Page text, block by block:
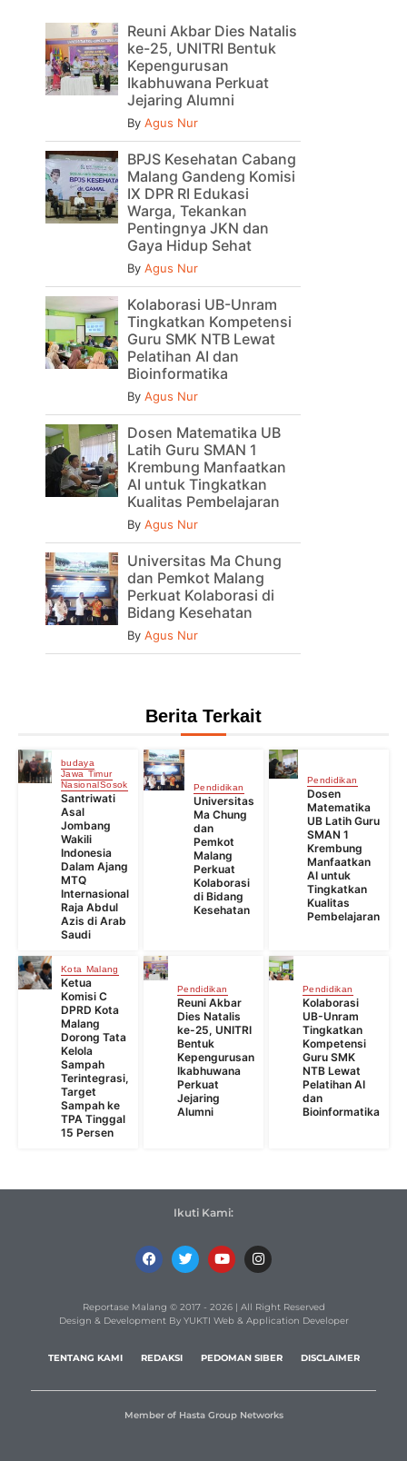
Reuni Akbar Dies Natalis
ke-25, UNITRI Bentuk
Kepengurusan
Ikabhuwana Perkuat
Jejaring Alumni
By Agus Nur
BPJS Kesehatan Cabang
Malang Gandeng Komisi
IX DPR RI Edukasi
Warga, Tekankan
Pentingnya JKN dan
Gaya Hidup Sehat
By Agus Nur
Kolaborasi UB-Unram
Tingkatkan Kompetensi
Guru SMK NTB Lewat
Pelatihan AI dan
Bioinformatika
By Agus Nur
Dosen Matematika UB
Latih Guru SMAN 1
Krembung Manfaatkan
AI untuk Tingkatkan
Kualitas Pembelajaran
By Agus Nur
Universitas Ma Chung
dan Pemkot Malang
Perkuat Kolaborasi di
Bidang Kesehatan
By Agus Nur
Berita Terkait
budaya
Jawa Timur
NasionalSosok
Santriwati
Asal
Jombang
Wakili
Indonesia
Dalam Ajang
MTQ
Internasional
Raja Abdul
Azis di Arab
Saudi
Pendidikan
Universitas
Ma Chung
dan
Pemkot
Malang
Perkuat
Kolaborasi
di Bidang
Kesehatan
Pendidikan
Dosen
Matematika
UB Latih Guru
SMAN 1
Krembung
Manfaatkan
AI untuk
Tingkatkan
Kualitas
Pembelajaran
Kota Malang
Ketua
Komisi C
DPRD Kota
Malang
Dorong Tata
Kelola
Sampah
Terintegrasi,
Target
Sampah ke
TPA Tinggal
15 Persen
Pendidikan
Reuni Akbar
Dies Natalis
ke-25, UNITRI
Bentuk
Kepengurusan
Ikabhuwana
Perkuat
Jejaring
Alumni
Pendidikan
Kolaborasi
UB-Unram
Tingkatkan
Kompetensi
Guru SMK
NTB Lewat
Pelatihan AI
dan
Bioinformatika
Ikuti Kami:
Reportase Malang © 2017 - 2026 | All Right Reserved
Design & Development By YUKTI Web & Application Developer
TENTANG KAMI REDAKSI PEDOMAN SIBER DISCLAIMER
Member of Hasta Group Networks